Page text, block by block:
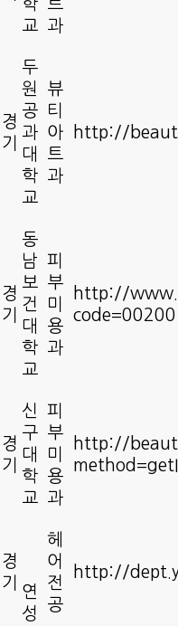
학
교
트
과
경
기
두
원
공
과
대
학
교
뷰
티
아
트
과
http://
경
기
동
남
보
건
대
학
교
피
부
미
용
과
http://
경
기
신
구
대
학
교
피
부
미
용
과
http://
경
기
연
성
헤
어
전
공
http://